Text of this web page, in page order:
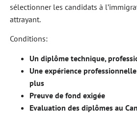
sélectionner les candidats à
attrayant.
Conditions:
Un diplôme technique,
Une expérience
plus
Preuve de fond exigée
Evaluation des diplômes au